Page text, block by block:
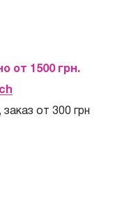
от 1500 грн.
от 300 грн